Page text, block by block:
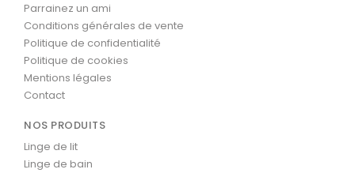
Parrainez un ami
Conditions générales de vente
Politique de confidentialité
Politique de cookies
Mentions légales
Contact
NOS PRODUITS
Linge de lit
Linge de bain